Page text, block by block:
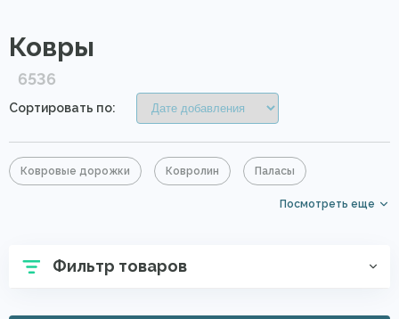
Ковры
6536
Сортировать по:
Ковровые дорожки Ковролин Паласы
Детские ковры
Посмотреть еще
Фильтр товаров